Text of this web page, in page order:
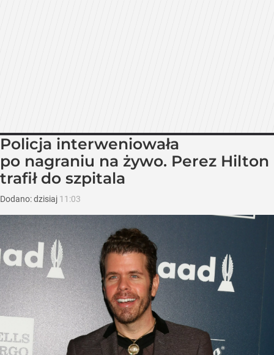
Policja interweniowała
po nagraniu na żywo. Perez Hilton
trafił do szpitala
Dodano:dzisiaj 11:03